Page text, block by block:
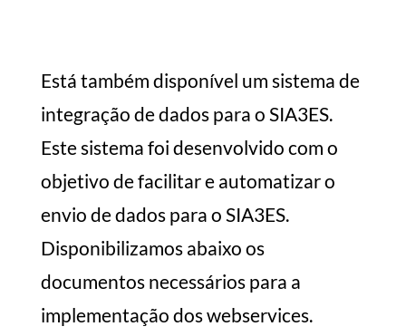
Está também disponível um sistema de
integração de dados para o SIA3ES.
Este sistema foi desenvolvido com o
objetivo de facilitar e automatizar o
envio de dados para o SIA3ES.
Disponibilizamos abaixo os
documentos necessários para a
implementação dos webservices.